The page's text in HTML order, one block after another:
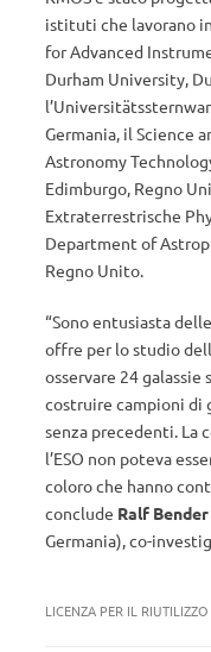
istituti che lavorano
for Advanced
Durham University,
Germania, il Science
Astronomy
Edimburgo, Regno
Extraterrestrische
Department of
Regno Unito.
“Sono entusiasta
offre per lo studio
osservare 24
costruire campioni di
senza precedenti. La
l’ESO non poteva
coloro che hanno
conclude Ralf Bender
Germania), co-
LICENZA PER IL